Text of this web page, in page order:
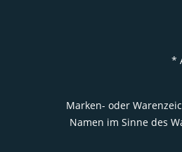
*
Marken- oder
Namen im Sinne des